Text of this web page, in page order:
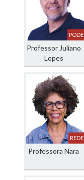
PODE
Professor Juliano
Lopes
REDE
Professora Nara